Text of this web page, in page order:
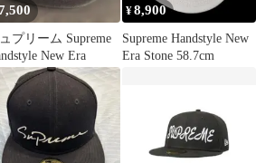
プリーム Supreme
New Era
¥8,900
Supreme Handstyle New
Era Stone 58.7cm